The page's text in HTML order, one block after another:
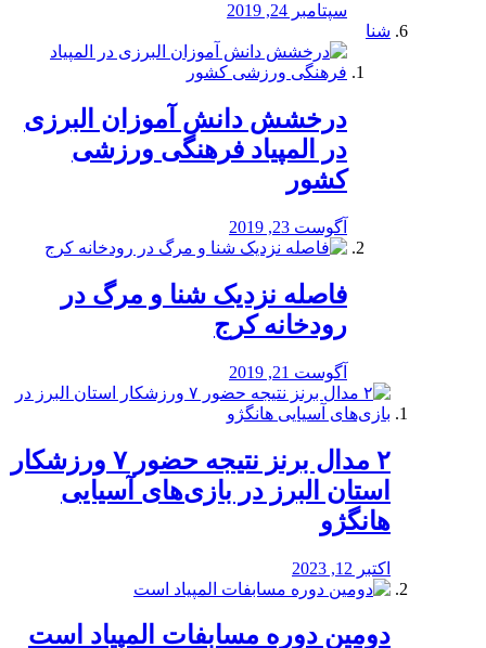
سپتامبر 24, 2019
شنا
درخشش دانش آموزان البرزی
در المپیاد فرهنگی ورزشی
کشور
آگوست 23, 2019
️فاصله نزدیک شنا و مرگ در
رودخانه کرج
آگوست 21, 2019
۲ مدال برنز نتیجه حضور ۷ ورزشکار
استان البرز در بازی‌های آسیایی
هانگژو
اکتبر 12, 2023
دومین دوره مسابفات المپیاد است